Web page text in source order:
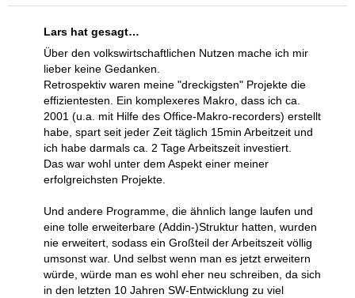
Lars hat gesagt…
Über den volkswirtschaftlichen Nutzen mache ich mir
lieber keine Gedanken.
Retrospektiv waren meine "dreckigsten" Projekte die
effizientesten. Ein komplexeres Makro, dass ich ca.
2001 (u.a. mit Hilfe des Office-Makro-recorders) erstellt
habe, spart seit jeder Zeit täglich 15min Arbeitzeit und
ich habe darmals ca. 2 Tage Arbeitszeit investiert.
Das war wohl unter dem Aspekt einer meiner
erfolgreichsten Projekte.
Und andere Programme, die ähnlich lange laufen und
eine tolle erweiterbare (Addin-)Struktur hatten, wurden
nie erweitert, sodass ein Großteil der Arbeitszeit völlig
umsonst war. Und selbst wenn man es jetzt erweitern
würde, würde man es wohl eher neu schreiben, da sich
in den letzten 10 Jahren SW-Entwicklung zu viel